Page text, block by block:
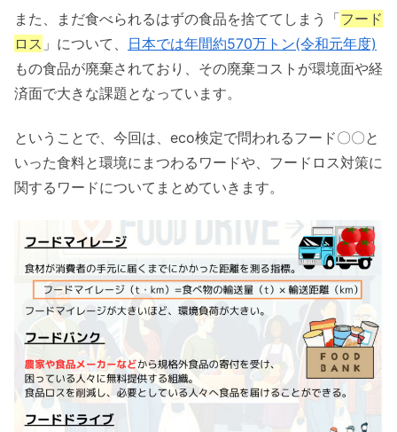
また、まだ食べられるはずの食品を捨ててしまう「フード
ロス 」について、 日本では年間約570万トン(令和元年度)
もの食品が廃棄されており、その廃棄コストが環境面や経
済面で大きな課題となっています。
ということで、今回は、eco検定で問われるフード〇〇と
いった食料と環境にまつわるワードや、フードロス対策に
関するワードについてまとめていきます。